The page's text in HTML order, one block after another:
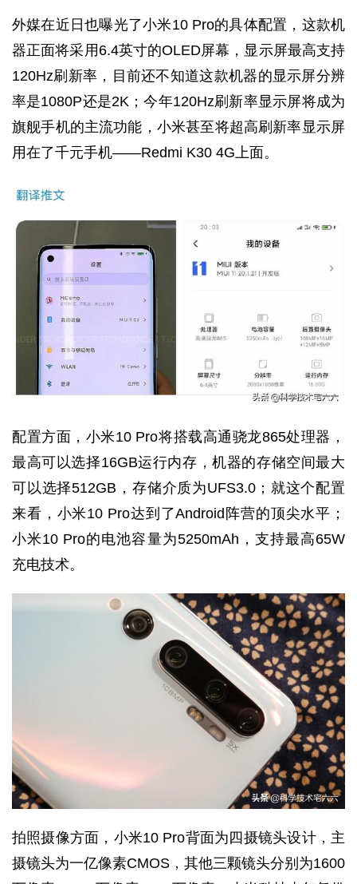
外媒在近日也曝光了小米10 Pro的具体配置，这款机
器正面将采用6.4英寸的OLED屏幕，显示屏最高支持
120Hz刷新率，目前还不知道这款机器的显示屏分辨
率是1080P还是2K；今年120Hz刷新率显示屏将成为
旗舰手机的主流功能，小米甚至将超高刷新率显示屏
用在了千元手机——Redmi K30 4G上面。
配置方面，小米10 Pro将搭载高通骁龙865处理器，
最高可以选择16GB运行内存，机器的存储空间最大
可以选择512GB，存储介质为UFS3.0；就这个配置
来看，小米10 Pro达到了Android阵营的顶尖水平；
小米10 Pro的电池容量为5250mAh，支持最高65W
充电技术。
拍照摄像方面，小米10 Pro背面为四摄镜头设计，主
摄镜头为一亿像素CMOS，其他三颗镜头分别为1600